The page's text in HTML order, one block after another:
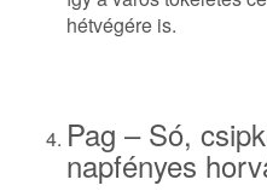
hétvégére is.
Pag – Só,
napfényes